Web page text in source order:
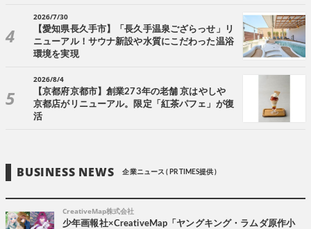
2026/7/30
【愛知県長久手市】「長久手温泉ござらっせ」リ
ニューアル！サウナ新設や水質にこだわった温浴
環境を実現
2026/8/4
【京都府京都市】創業273年の老舗 京はやしや
京都店がリニューアル。限定「紅茶パフェ」が復
活
BUSINESS NEWS 企業ニュース ( PR TIMES提供 )
CreativeMap株式会社
少年画報社×CreativeMap「ヤングキング・ラムダ原作小